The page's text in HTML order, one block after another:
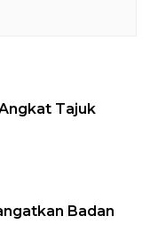
Tajuk
Badan